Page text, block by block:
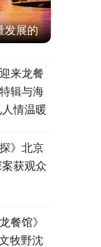
发展的
来龙餐
辑与海
情温暖
》北京
获观众
餐馆》
牧野沈